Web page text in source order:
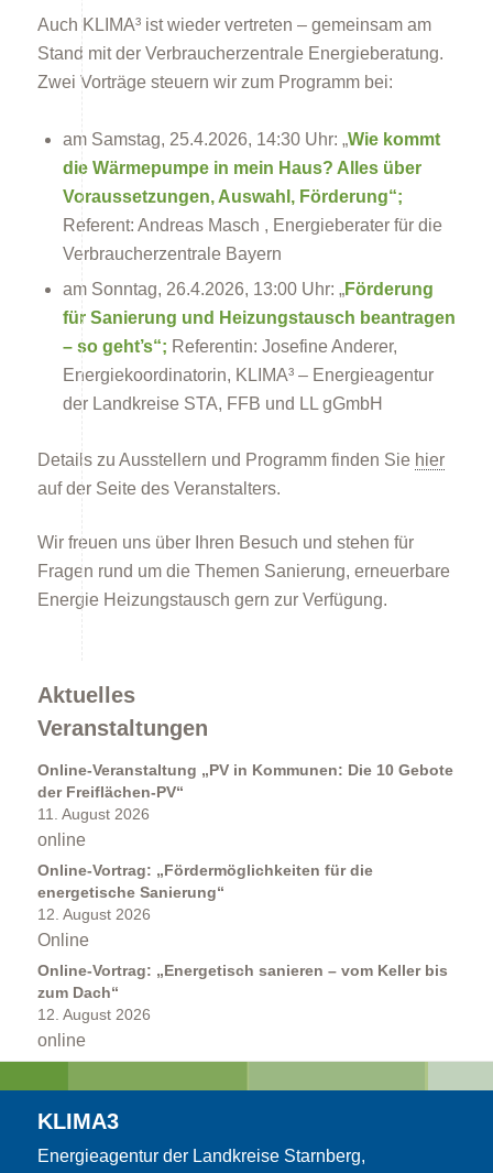
Klimabildung
Kommunen
Auch KLIMA³ ist wieder vertreten – gemeinsam am
Stand mit der Verbraucherzentrale Energieberatung.
Zwei Vorträge steuern wir zum Programm bei:
am Samstag, 25.4.2026, 14:30 Uhr: „Wie kommt
die Wärmepumpe in mein Haus? Alles über
Voraussetzungen, Auswahl, Förderung“;
Referent: Andreas Masch , Energieberater für die
Verbraucherzentrale Bayern
am Sonntag, 26.4.2026, 13:00 Uhr: „Förderung
für Sanierung und Heizungstausch beantragen
– so geht’s“; Referentin: Josefine Anderer,
Energiekoordinatorin, KLIMA³ – Energieagentur
der Landkreise STA, FFB und LL gGmbH
Details zu Ausstellern und Programm finden Sie hier
auf der Seite des Veranstalters.
Wir freuen uns über Ihren Besuch und stehen für
Fragen rund um die Themen Sanierung, erneuerbare
Energie Heizungstausch gern zur Verfügung.
Aktuelles
Veranstaltungen
Online-Veranstaltung „PV in Kommunen: Die 10 Gebote
der Freiflächen-PV“
11. August 2026
online
Online-Vortrag: „Fördermöglichkeiten für die
energetische Sanierung“
12. August 2026
Online
Online-Vortrag: „Energetisch sanieren – vom Keller bis
zum Dach“
12. August 2026
online
KLIMA3
Energieagentur der Landkreise Starnberg,